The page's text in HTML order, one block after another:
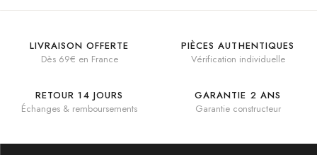
LIVRAISON OFFERTE
Dès 69€ en France
PIÈCES AUTHENTIQUES
Vérification individuelle
RETOUR 14 JOURS
Échanges & remboursements
GARANTIE 2 ANS
Garantie constructeur